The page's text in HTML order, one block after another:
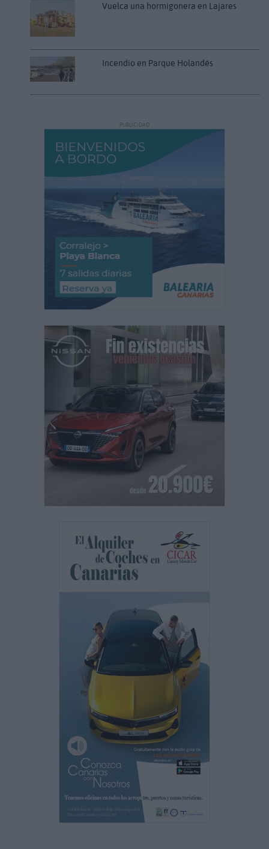
Vuelca una hormigonera en Lajares
Incendio en Parque Holandés
PUBLICIDAD